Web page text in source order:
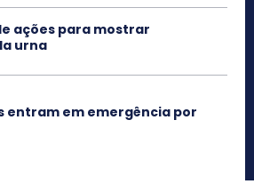
ações para mostrar
urna
entram em emergência por